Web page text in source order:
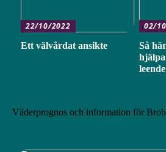
22/10/2022
Ett välvårdat ansikte
02/
Så
leende
Väderprognos och information för